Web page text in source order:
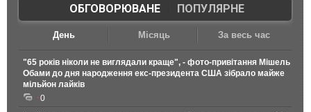
ОБГОВОРЮВАНЕ| ПОПУЛЯРНЕ
День Місяць За весь час
"65 років ніколи не виглядали краще", - фото-привітання Мішель
Обами до дня народження екс-президента США зібрало майже
мільйон лайків
0